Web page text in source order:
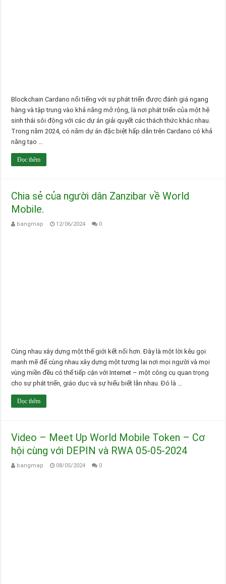
Blockchain Cardano nổi tiếng với sự phát triển được đánh giá ngang
hàng và tập trung vào khả năng mở rộng, là nơi phát triển của một hệ
sinh thái sôi động với các dự án giải quyết các thách thức khác nhau.
Trong năm 2024, có năm dự án đặc biệt hấp dẫn trên Cardano có khả
năng tạo …
Đọc thêm
Chia sẻ của người dân Zanzibar về World
Mobile.
bangmap 12/06/2024 0
Cùng nhau xây dựng một thế giới kết nối hơn. Đây là một lời kêu gọi
mạnh mẽ để cùng nhau xây dựng một tương lai nơi mọi người và mọi
vùng miền đều có thể tiếp cận với Internet – một công cụ quan trọng
cho sự phát triển, giáo dục và sự hiểu biết lẫn nhau. Đó là …
Đọc thêm
Video – Meet Up World Mobile Token – Cơ
hội cùng với DEPIN và RWA 05-05-2024
bangmap 08/05/2024 0